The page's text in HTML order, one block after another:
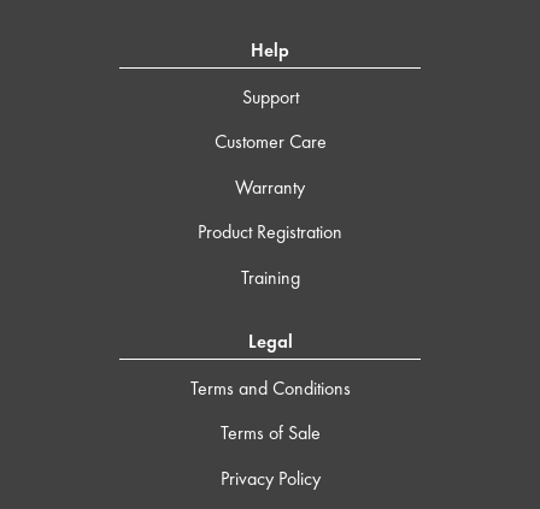
Help
Support
Customer Care
Warranty
Product Registration
Training
Legal
Terms and Conditions
Terms of Sale
Privacy Policy